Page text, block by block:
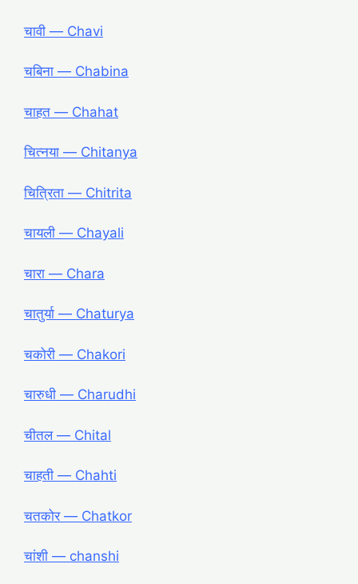
चावी ― Chavi
चबिना ― Chabina
चाहत ― Chahat
चित्नया ― Chitanya
चित्रिता ― Chitrita
चायली ― Chayali
चारा ― Chara
चातुर्या ― Chaturya
चकोरी ― Chakori
चारुधी ― Charudhi
चीतल ― Chital
चाहती ― Chahti
चतकोर ― Chatkor
चांशी ― chanshi